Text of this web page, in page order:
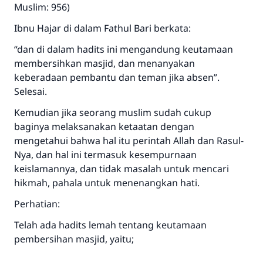
Muslim: 956)
Ibnu Hajar di dalam Fathul Bari berkata:
“dan di dalam hadits ini mengandung keutamaan
membersihkan masjid, dan menanyakan
keberadaan pembantu dan teman jika absen”.
Selesai.
Kemudian jika seorang muslim sudah cukup
baginya melaksanakan ketaatan dengan
mengetahui bahwa hal itu perintah Allah dan Rasul-
Nya, dan hal ini termasuk kesempurnaan
keislamannya, dan tidak masalah untuk mencari
hikmah, pahala untuk menenangkan hati.
Perhatian:
Telah ada hadits lemah tentang keutamaan
pembersihan masjid, yaitu;